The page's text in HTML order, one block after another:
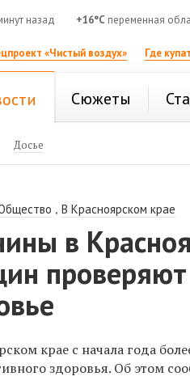
назад +16°C переменная
«Чистый воздух» Где
Сюжеты
Досье
,В Красноярском крае
в
проверяют
крае с начала года
здоровья. Об этом